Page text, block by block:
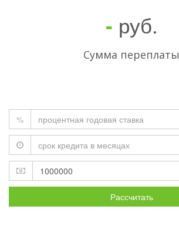
- руб.
Сумма переплаты
%
Рассчитать